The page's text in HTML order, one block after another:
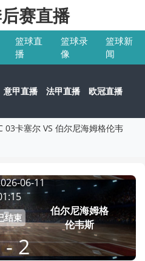
赛直播
篮球直
播
篮球录
像
篮球新
闻
意甲直播 法甲直播
欧冠直播
03卡塞尔 VS 伯尔尼海姆格伦韦
06-11
结束
- 2
伯尔尼海姆格
伦韦斯